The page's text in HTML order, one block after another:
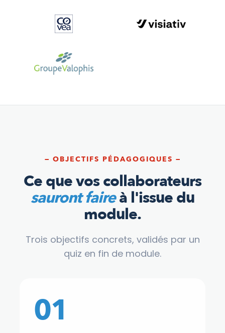
— OBJECTIFS PÉDAGOGIQUES —
Ce que vos collaborateurs
sauront faireà l'issue du
module.
Trois objectifs concrets, validés par un
quiz en fin de module.
01